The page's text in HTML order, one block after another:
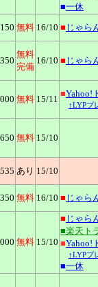
■一休
無料 16/10 ■ じゃら
無料
完備
16/10 ■ じゃら
無料 15/11
■Yahoo!
↑LYPプ
無料 15/10
あり 15/10
無料 16/10 ■ じゃら
無料 15/10
■ じゃら
■楽天ト
■Yahoo!
↑LYPプ
■一休